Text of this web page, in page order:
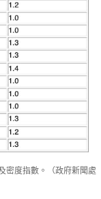
密度指數。（政府新聞處